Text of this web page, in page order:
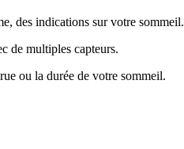
des indications sur votre sommeil.
de multiples capteurs.
ou la durée de votre sommeil.